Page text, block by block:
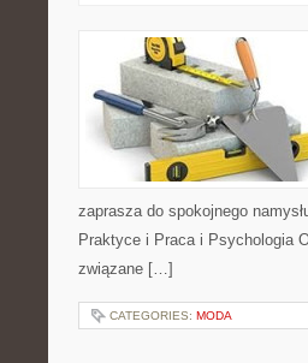
zaprasza do spokojnego
Praktyce i Praca i Psychologia
związane […]
CATEGORIES: MODA